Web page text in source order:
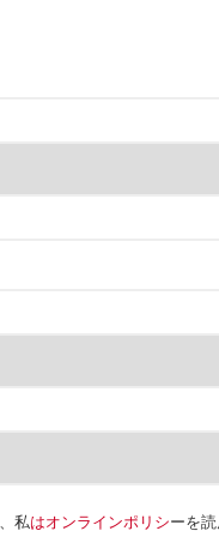
私はオンラインポリシーを